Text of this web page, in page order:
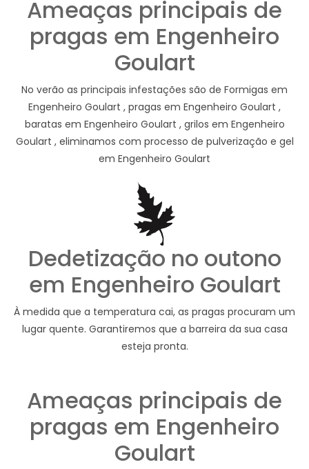
Ameaças principais de
pragas em Engenheiro
Goulart
No verão as principais infestações são de Formigas em
Engenheiro Goulart , pragas em Engenheiro Goulart ,
baratas em Engenheiro Goulart , grilos em Engenheiro
Goulart , eliminamos com processo de pulverização e gel
em Engenheiro Goulart
Dedetização no outono
em Engenheiro Goulart
À medida que a temperatura cai, as pragas procuram um
lugar quente. Garantiremos que a barreira da sua casa
esteja pronta.
Ameaças principais de
pragas em Engenheiro
Goulart